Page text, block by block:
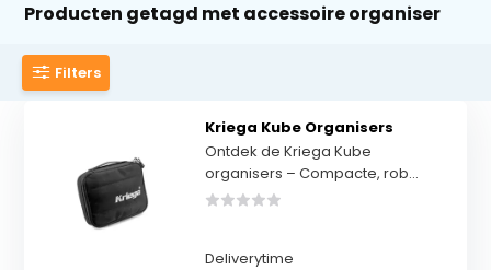
Producten getagd met accessoire organiser
Filters
Kriega Kube Organisers
Ontdek de Kriega Kube
organisers – Compacte, rob...
Deliverytime